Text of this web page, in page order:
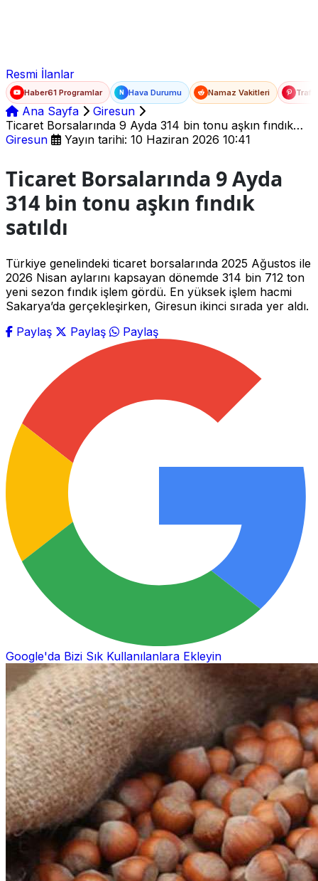
Resmi İlanlar
Haber61 Programlar N Hava Durumu Namaz Vakitleri
Ana Sayfa
Giresun
Ticaret Borsalarında 9 Ayda 314 bin tonu aşkın fındık
satıldı
Giresun Yayın tarihi: 10 Haziran 2026 10:41
Ticaret Borsalarında 9 Ayda
314 bin tonu aşkın fındık
satıldı
Türkiye genelindeki ticaret borsalarında 2025 Ağustos ile
2026 Nisan aylarını kapsayan dönemde 314 bin 712 ton
yeni sezon fındık işlem gördü. En yüksek işlem hacmi
Sakarya’da gerçekleşirken, Giresun ikinci sırada yer aldı.
Paylaş
Paylaş Paylaş
Google'da Bizi Sık Kullanılanlara Ekleyin